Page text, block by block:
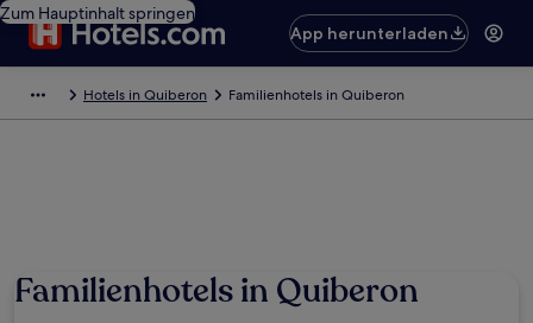
Zum Hauptinhalt springen
App herunterladen
Hotels in Quiberon Familienhotels in Quiberon
Familienhotels in Quiberon